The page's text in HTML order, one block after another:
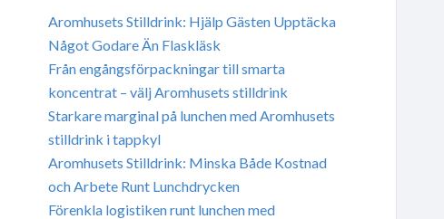
Aromhusets Stilldrink: Hjälp Gästen Upptäcka
Något Godare Än Flaskläsk
Från engångsförpackningar till smarta
koncentrat – välj Aromhusets stilldrink
Starkare marginal på lunchen med Aromhusets
stilldrink i tappkyl
Aromhusets Stilldrink: Minska Både Kostnad
och Arbete Runt Lunchdrycken
Förenkla logistiken runt lunchen med